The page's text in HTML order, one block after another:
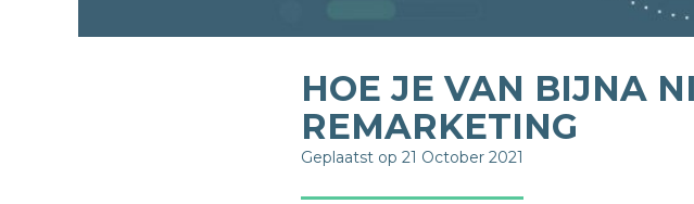
HOE JE VAN BIJNA
REMARKETING
Geplaatst op 21 October 2021